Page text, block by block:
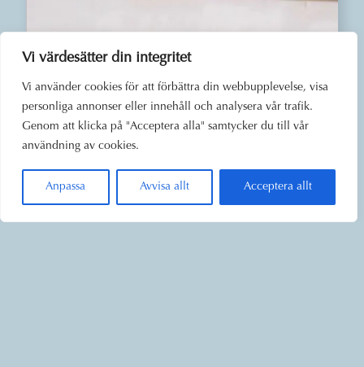
Vi värdesätter din integritet
Vi använder cookies för att förbättra din webbupplevelse, visa
personliga annonser eller innehåll och analysera vår trafik.
Genom att klicka på "Acceptera alla" samtycker du till vår
användning av cookies.
Anpassa Avvisa allt Acceptera allt